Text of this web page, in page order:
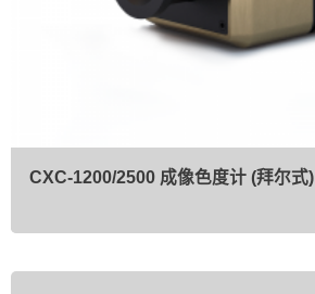
CXC-1200/2500 成像色度计 (拜尔式)